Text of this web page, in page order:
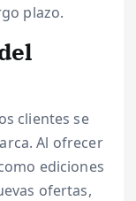
plazo.
clientes se
Al ofrecer
ediciones
ofertas,